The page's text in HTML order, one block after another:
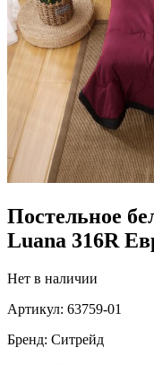
Постельное
Luana 316R
Нет в наличии
Артикул: 63759-01
Бренд: Ситрейд